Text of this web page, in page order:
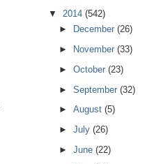
▼ 2014 (542)
►
December(26)
►
November(33)
►October(23)
►September(32)
►August(5)
►July(26)
►June(22)